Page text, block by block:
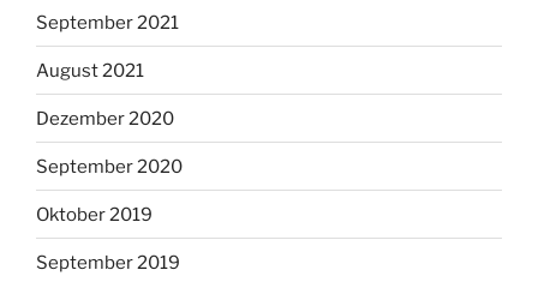
September 2021
August 2021
Dezember 2020
September 2020
Oktober 2019
September 2019